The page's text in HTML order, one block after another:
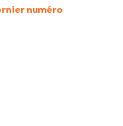
numéro